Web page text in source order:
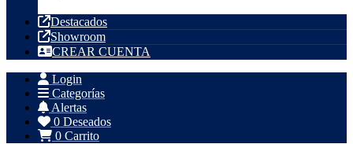
Destacados
Showroom
CREAR CUENTA
Login
Categorías
Alertas
0 Deseados
0 Carrito